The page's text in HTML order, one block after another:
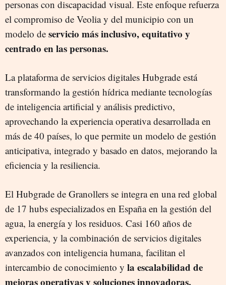
personas con discapacidad visual. Este enfoque refuerza
el compromiso de Veolia y del municipio con un
modelo de servicio más inclusivo, equitativo y
centrado en las personas.
La plataforma de servicios digitales Hubgrade está
transformando la gestión hídrica mediante tecnologías
de inteligencia artificial y análisis predictivo,
aprovechando la experiencia operativa desarrollada en
más de 40 países, lo que permite un modelo de gestión
anticipativa, integrado y basado en datos, mejorando la
eficiencia y la resiliencia.
El Hubgrade de Granollers se integra en una red global
de 17 hubs especializados en España en la gestión del
agua, la energía y los residuos. Casi 160 años de
experiencia, y la combinación de servicios digitales
avanzados con inteligencia humana, facilitan el
intercambio de conocimiento y la escalabilidad de
mejoras operativas y soluciones innovadoras,